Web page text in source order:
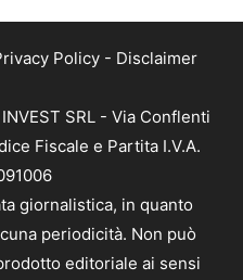
Policy - Disclaimer
SRL - Via Conflenti
Fiscale e Partita I.V.A.
giornalistica, in quanto
periodicità. Non può
editoriale ai sensi